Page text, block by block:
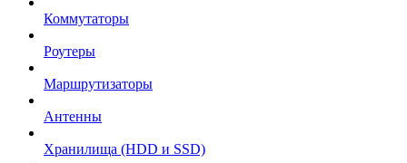
Коммутаторы
Роутеры
Маршрутизаторы
Антенны
Хранилища (HDD и SSD)